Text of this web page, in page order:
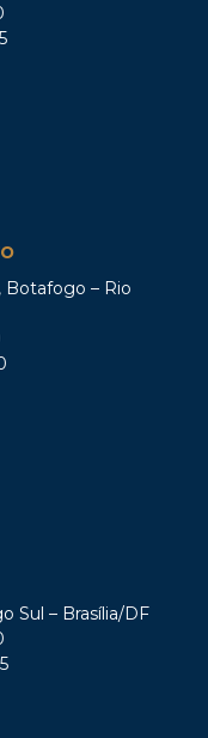
Botafogo – Rio
Sul – Brasília/DF